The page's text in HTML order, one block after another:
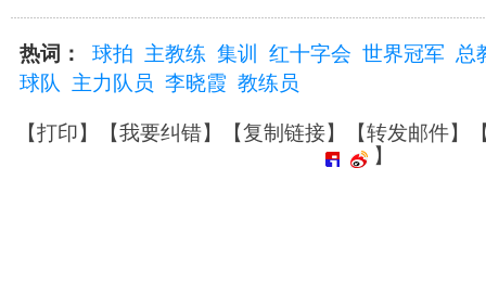
热词： 球拍 主教练 集训 红十字会 世界冠军 总
球队
主力队员 李晓霞 教练员
【打印】【我要纠错】【复制链接】【转发邮件】
】